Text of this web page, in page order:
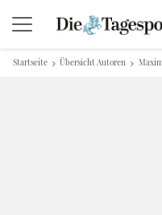
Startseite Übersicht Autoren